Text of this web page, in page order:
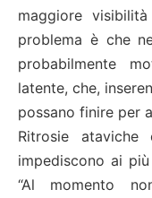
maggiore
problema è che
probabilmente
latente, che,
possano finire per
Ritrosie
impediscono ai
“Al momento